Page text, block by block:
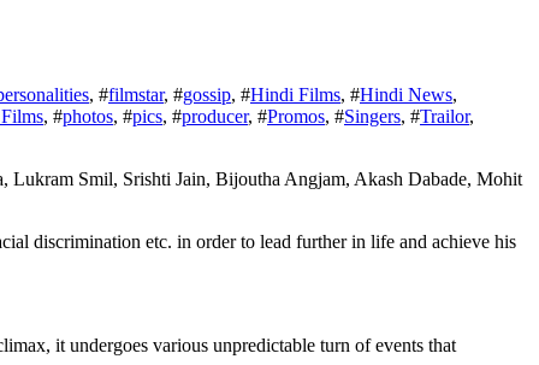
, #filmstar, #gossip, #Hindi Films, #Hindi News,
, #photos, #pics, #producer, #Promos, #Singers, #Trailor,
discrimination etc. in order to lead further in life and achieve his
it undergoes various unpredictable turn of events that